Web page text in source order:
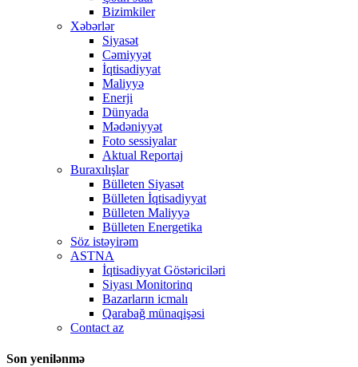
Bizimkiler
Xəbərlər
Siyasət
Cəmiyyət
İqtisadiyyat
Maliyyə
Enerji
Dünyada
Mədəniyyət
Foto sessiyalar
Aktual Reportaj
Buraxılışlar
Bülleten Siyasət
Bülleten İqtisadiyyat
Bülleten Maliyyə
Bülleten Energetika
Söz istəyirəm
ASTNA
İqtisadiyyat Göstəriciləri
Siyası Monitorinq
Bazarların icmalı
Qarabağ münaqişəsi
Contact az
Son yenilənmə